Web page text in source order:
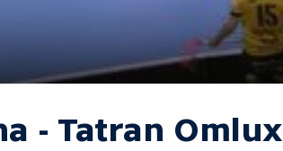
- Tatran Omlux